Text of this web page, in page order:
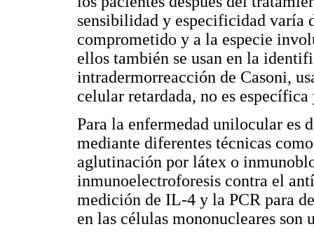
sensibilidad y especificidad varía
comprometido y a la especie
ellos también se usan en la
intradermorreacción de Casoni,
celular retardada, no es
Para la enfermedad unilocular es
mediante diferentes técnicas
aglutinación por látex o
inmunoelectroforesis contra el
medición de IL-4 y la PCR para
en las células mononucleares